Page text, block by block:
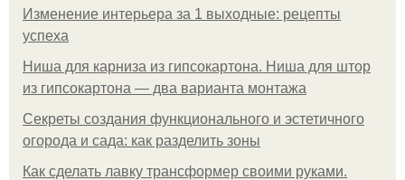
Изменение интерьера за 1 выходные: рецепты
успеха
Ниша для карниза из гипсокартона. Ниша для штор
из гипсокартона — два варианта монтажа
Секреты создания функционального и эстетичного
огорода и сада: как разделить зоны
Как сделать лавку трансформер своими руками.